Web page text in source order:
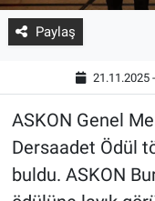
Paylaş
21.11.2025
ASKON Genel
Dersaadet Ödül
buldu. ASKON